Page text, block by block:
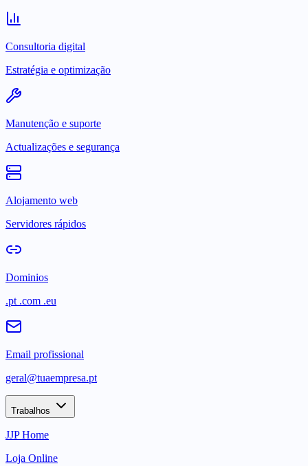
Consultoria digital
Estratégia e optimização
Manutenção e suporte
Actualizações e segurança
Alojamento web
Servidores rápidos
Dominios
.pt .com .eu
Email profissional
geral@tuaempresa.pt
Trabalhos
JJP Home
Loja Online